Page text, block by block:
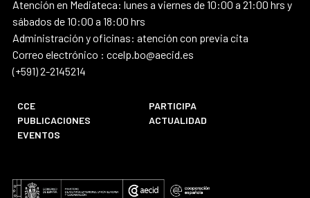
Atención en Mediateca: lunes a viernes de 10:00 a 21:00 hrs y
sábados de 10:00 a 18:00 hrs
Administración y oficinas: atención con previa cita
Correo electrónico : ccelp.bo@aecid.es
(+591) 2-2145214
CCE
PARTICIPA
PUBLICACIONES
ACTUALIDAD
EVENTOS